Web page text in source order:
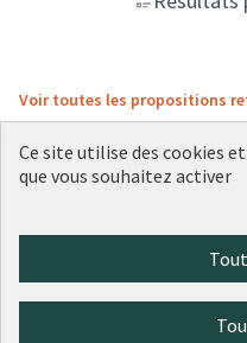
Voir toutes les propositions
(Lien externe)
(Lien externe)
(Lien externe)
(Lien externe)
(Lien
Ce site utilise des cookies
que vous souhaitez activer